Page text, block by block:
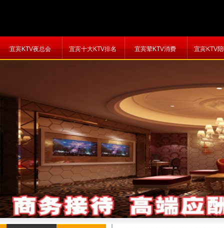
宜宾KTV夜总会 宜宾十大KTV排名 宜宾荤KTV消费 宜宾KTV